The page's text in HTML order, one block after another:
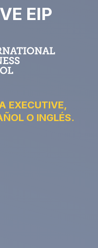
EIP
EXECUTIVE,
O INGLÉS.